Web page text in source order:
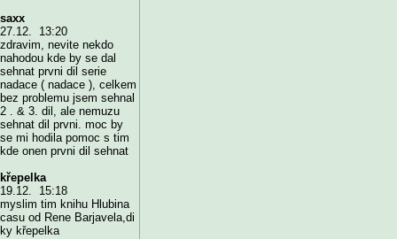
saxx
27.12. 13:20
zdravim, nevite nekdo
nahodou kde by se dal
sehnat prvni dil serie
nadace ( nadace ), celkem
bez problemu jsem sehnal
2 . & 3. dil, ale nemuzu
sehnat dil prvni. moc by
se mi hodila pomoc s tim
kde onen prvni dil sehnat
křepelka
19.12. 15:18
myslim tim knihu Hlubina
casu od Rene Barjavela,di
ky křepelka